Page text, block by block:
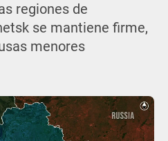
regiones de
se mantiene firme,
menores